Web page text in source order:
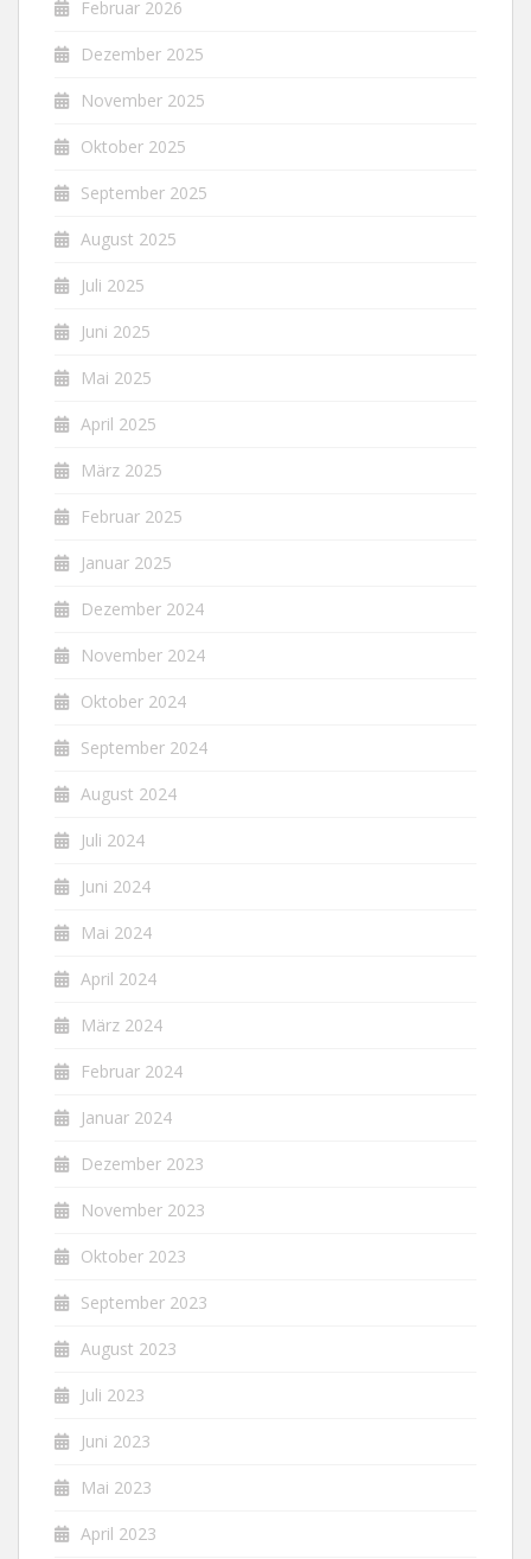
Februar 2026
Dezember 2025
November 2025
Oktober 2025
September 2025
August 2025
Juli 2025
Juni 2025
Mai 2025
April 2025
März 2025
Februar 2025
Januar 2025
Dezember 2024
November 2024
Oktober 2024
September 2024
August 2024
Juli 2024
Juni 2024
Mai 2024
April 2024
März 2024
Februar 2024
Januar 2024
Dezember 2023
November 2023
Oktober 2023
September 2023
August 2023
Juli 2023
Juni 2023
Mai 2023
April 2023